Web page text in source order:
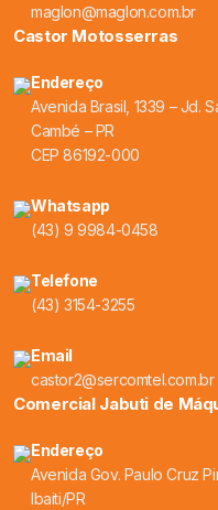
maglon@maglon.com.br
Castor Motosserras
Endereço
Avenida Brasil, 1339 – Jd.
Cambé – PR
CEP 86192-000
Whatsapp
(43) 9 9984-0458
Telefone
(43) 3154-3255
Email
castor2@sercomtel.com.br
Comercial Jabuti de
Endereço
Avenida Gov. Paulo Cruz
Ibaiti/PR